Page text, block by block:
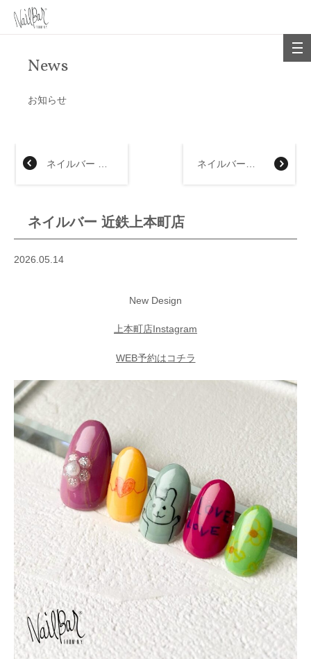
News
お知らせ
ネイルバー 近鉄上本町店
2026.05.14
New Design
上本町店Instagram
WEB予約はコチラ